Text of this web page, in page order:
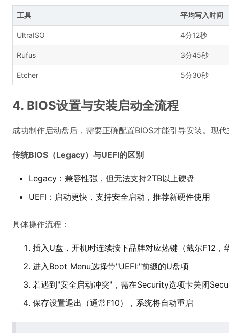
工具 平均写入时间
UltraISO 4分12秒
Rufus 3分45秒
Etcher 5分30秒
4. BIOS设置与安装启动全流程
成功制作启动盘后，需要正确配置BIOS才能引导安装。现
传统BIOS（Legacy）与UEFI的区别
Legacy：兼容性强，但无法支持2TB以上硬盘
UEFI：启动更快，支持安全启动，推荐新硬件使用
具体操作流程：
插入U盘，开机时连续按下品牌对应热键（戴尔F12，
进入Boot Menu选择带"UEFI:"前缀的U盘项
若遇到"安全启动冲突"，需在Security选项卡关闭
保存设置退出（通常F10），系统将自动重启